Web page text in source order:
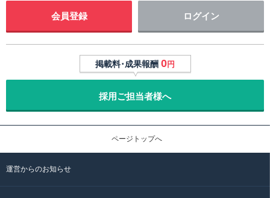
会員登録 ログイン
掲載料･成果報酬 0円
採用ご担当者様へ
ページトップへ
運営からのお知らせ